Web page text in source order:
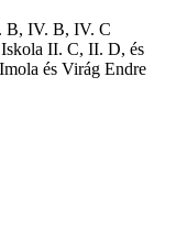
B, IV. B, IV. C
Iskola II. C, II. D, és
és Virág Endre